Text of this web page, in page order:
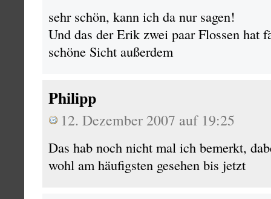
sehr schön, kann ich da nur sagen!
Und das der Erik zwei paar Flossen hat
schöne Sicht außerdem
Philipp
12. Dezember 2007 auf 19:25
Das hab noch nicht mal ich bemerkt,
wohl am häufigsten gesehen bis jetzt